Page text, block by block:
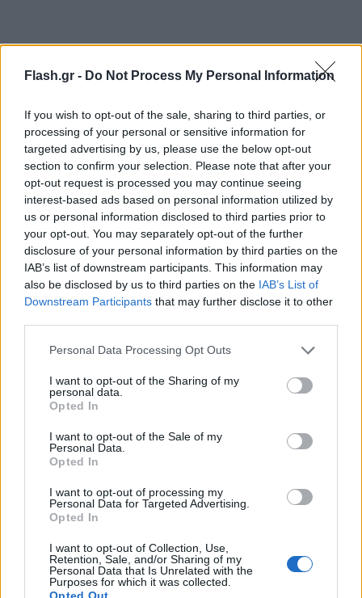
Flash.gr - Do Not Process My Personal Information
If you wish to opt-out of the sale, sharing to third parties, or
processing of your personal or sensitive information for
targeted advertising by us, please use the below opt-out
section to confirm your selection. Please note that after your
opt-out request is processed you may continue seeing
interest-based ads based on personal information utilized by
us or personal information disclosed to third parties prior to
your opt-out. You may separately opt-out of the further
disclosure of your personal information by third parties on the
IAB’s list of downstream participants. This information may
also be disclosed by us to third parties on the IAB’s List of
Downstream Participants that may further disclose it to other
Please note that this website/app uses one or more Google
not limited to your visit or usage behaviour. You may click to
grant or deny consent to Google and its third-party tags to
use your data for below specified purposes in below Google
consent section.
Personal Data Processing Opt Outs
I want to opt-out of the Sharing of my
personal data.
Opted In
I want to opt-out of the Sale of my
Personal Data.
Opted In
I want to opt-out of processing my
Personal Data for Targeted Advertising.
Opted In
I want to opt-out of Collection, Use,
Retention, Sale, and/or Sharing of my
Personal Data that Is Unrelated with the
Purposes for which it was collected.
Opted Out
Ειδικότερα, όπως κατήγγειλε ο 40χρονος, βραδινές
ώρες της Παρασκευής (04.10.2024), εξερχόμενος
από την οικία του, δέχθηκε επίθεση από τους
παραπάνω δράστες, με διάφορα οικοδομικά
εργαλεία (σφυριά, λοστούς και βαριοπούλες), ενώ ο
17χρονος του κατάφερε χτύπημα στο κεφάλι, με
λοστό, τραυματίζοντάς τον.
Αστυνομικό Τμήμα Λευκάδας, στο πλαίσιο της
οποίας συνελήφθησαν και οι γονείς του 17χρονου,
εκ των δραστών, για την παραμέληση της
Οι συλληφθέντες οδηγήθηκαν στον κ. Εισαγγελέα
Πλημμελειοδικών Λευκάδας και μετά την άσκηση
ποινικής δίωξης σε βάρος τους με τις κατηγορίες
συναυτουργία, συμμετοχής σε συμμορία και
παραβάσεις της νομοθεσίας περί όπλων,